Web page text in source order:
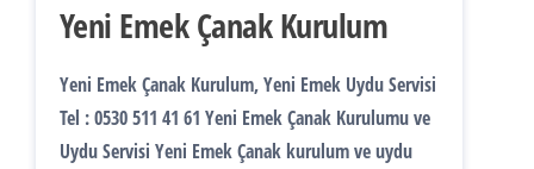
Yeni Emek Çanak Kurulum
Yeni Emek Çanak Kurulum, Yeni Emek Uydu Servisi
Tel : 0530 511 41 61 Yeni Emek Çanak Kurulumu ve
Uydu Servisi Yeni Emek Çanak kurulum ve uydu